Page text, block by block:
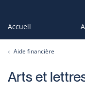
Accueil
Aide financière
Arts et